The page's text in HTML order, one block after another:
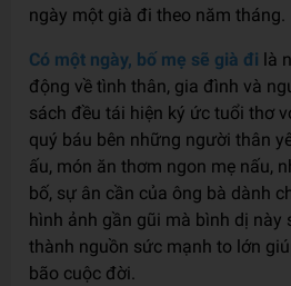
ngày một già đi theo năm tháng.
Có một ngày, bố mẹ sẽ già đi là
động về tình thân, gia đình và
sách đều tái hiện ký ức tuổi thơ
quý báu bên những người thân
ấu, món ăn thơm ngon mẹ nấu,
bố, sự ân cần của ông bà dành
hình ảnh gần gũi mà bình dị này
thành nguồn sức mạnh to lớn
bão cuộc đời.